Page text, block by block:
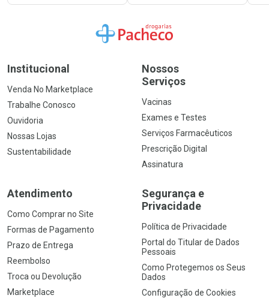
Ir para a Home
Institucional
Venda No Marketplace
Trabalhe Conosco
Ouvidoria
Nossas Lojas
Sustentabilidade
Nossos
Serviços
Vacinas
Exames e Testes
Serviços Farmacêuticos
Prescrição Digital
Assinatura
Atendimento
Como Comprar no Site
Formas de Pagamento
Prazo de Entrega
Reembolso
Troca ou Devolução
Marketplace
Segurança e
Privacidade
Política de Privacidade
Portal do Titular de Dados
Pessoais
Como Protegemos os Seus
Dados
Configuração de Cookies